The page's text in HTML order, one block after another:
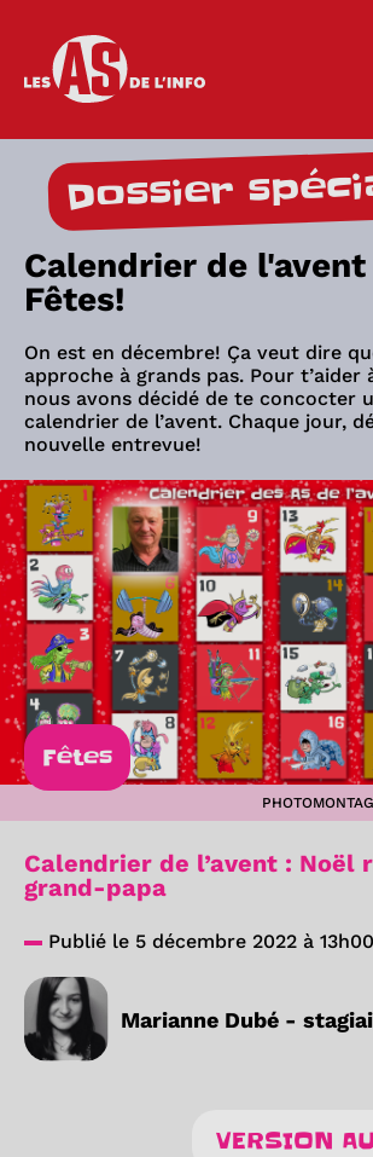
Les as de l'info
Dossier
Calendrier de l'avent
Fêtes!
On est en décembre! Ça veut dire
approche à grands pas. Pour t’aider
nous avons décidé de te concocter
calendrier de l’avent. Chaque jour,
nouvelle entrevue!
Fêtes
Calendrier de l’avent : Noël
grand-papa
Publié le 5 décembre 2022 à 13h00
Marianne Dubé -
VERSION